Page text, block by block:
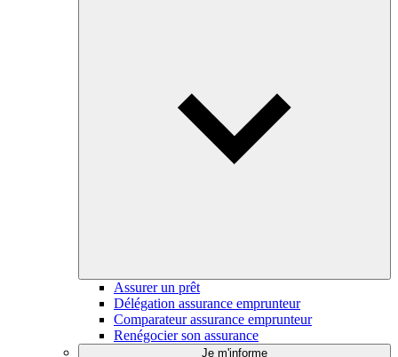
Assurer un prêt
Délégation assurance emprunteur
Comparateur assurance emprunteur
Renégocier son assurance
Je m'informe